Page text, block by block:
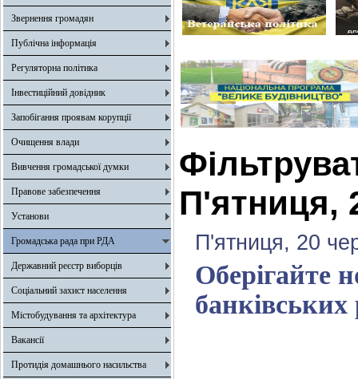
Звернення громадян
Публічна інформація
Регуляторна політика
Інвестиційний довідник
Запобігання проявам корупції
Очищення влади
Вивчення громадської думки
Правове забезпечення
Установи
Громадська рада при РДА
Державний реєстр виборців
Соціальний захист населення
Містобудування та архітектура
Вакансії
Протидія домашнього насильства
П'ятниця,
П'ятниця, 20
Оберігайте
банківських